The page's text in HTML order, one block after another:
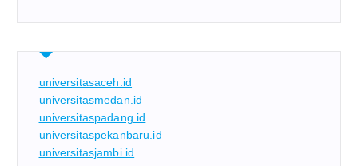
universitasaceh.id
universitasmedan.id
universitaspadang.id
universitaspekanbaru.id
universitasjambi.id